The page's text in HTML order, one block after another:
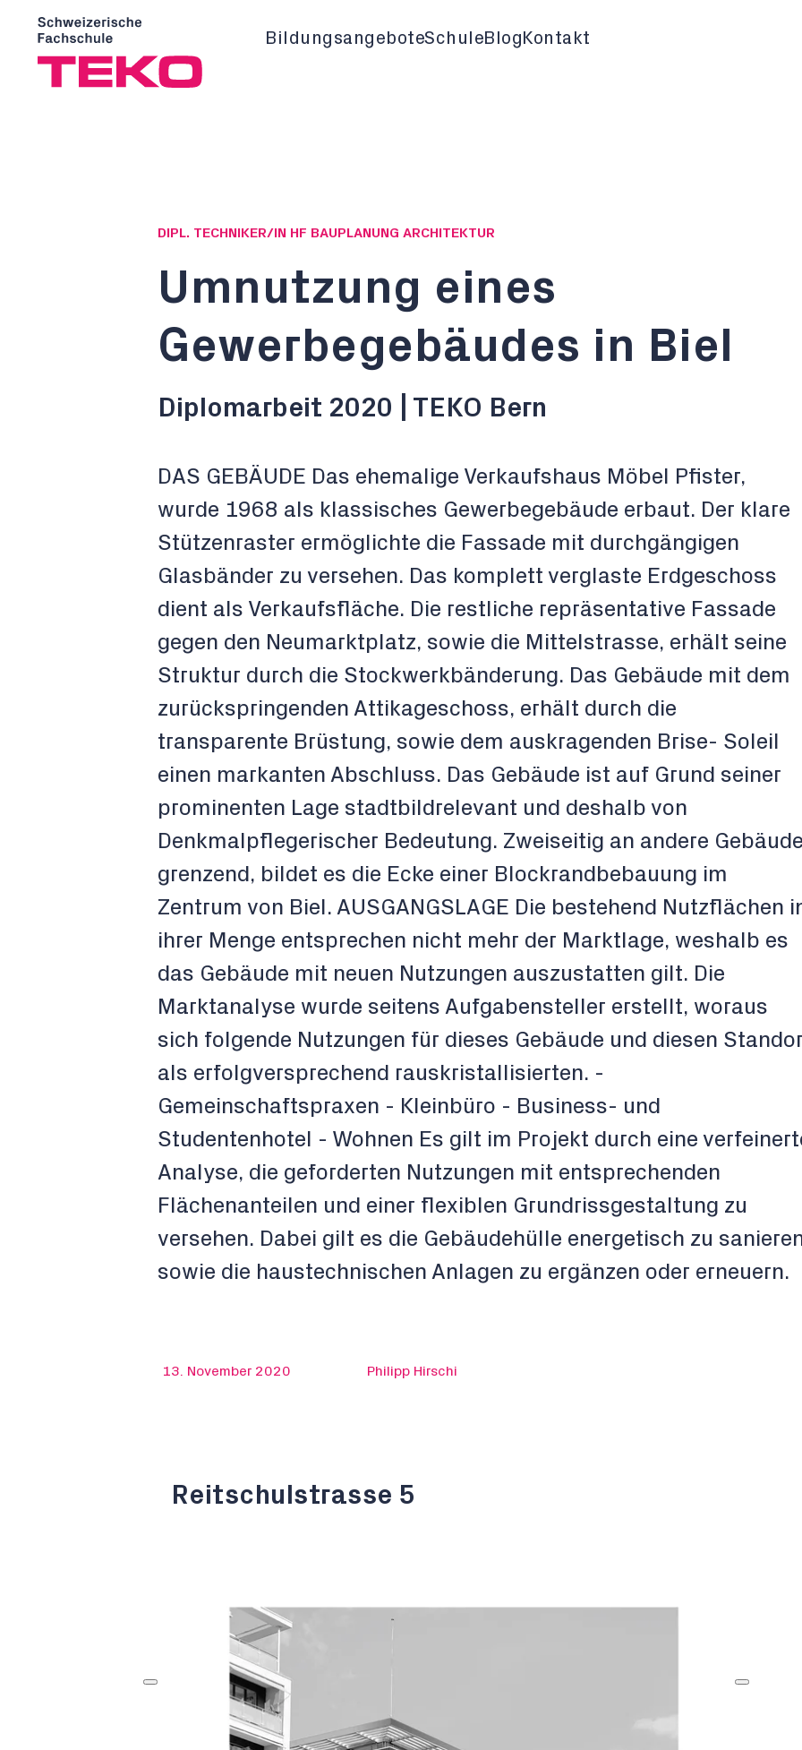
BildungsangeboteSchule Blog Kontakt
DIPL. TECHNIKER/IN HF BAUPLANUNG ARCHITEKTUR
Umnutzung eines
Gewerbegebäudes in Biel
Diplomarbeit 2020 | TEKO Bern
DAS GEBÄUDE Das ehemalige Verkaufshaus Möbel Pfister,
wurde 1968 als klassisches Gewerbegebäude erbaut. Der klare
Stützenraster ermöglichte die Fassade mit durchgängigen
Glasbänder zu versehen. Das komplett verglaste Erdgeschoss
dient als Verkaufsfläche. Die restliche repräsentative Fassade
gegen den Neumarktplatz, sowie die Mittelstrasse, erhält seine
Struktur durch die Stockwerkbänderung. Das Gebäude mit dem
zurückspringenden Attikageschoss, erhält durch die
transparente Brüstung, sowie dem auskragenden Brise- Soleil
einen markanten Abschluss. Das Gebäude ist auf Grund seiner
prominenten Lage stadtbildrelevant und deshalb von
Denkmalpflegerischer Bedeutung. Zweiseitig an andere Gebäude
grenzend, bildet es die Ecke einer Blockrandbebauung im
Zentrum von Biel. AUSGANGSLAGE Die bestehend Nutzflächen
ihrer Menge entsprechen nicht mehr der Marktlage, weshalb es
das Gebäude mit neuen Nutzungen auszustatten gilt. Die
Marktanalyse wurde seitens Aufgabensteller erstellt, woraus
sich folgende Nutzungen für dieses Gebäude und diesen
als erfolgversprechend rauskristallisierten. -
Gemeinschaftspraxen - Kleinbüro - Business- und
Studentenhotel - Wohnen Es gilt im Projekt durch eine
Analyse, die geforderten Nutzungen mit entsprechenden
Flächenanteilen und einer flexiblen Grundrissgestaltung zu
versehen. Dabei gilt es die Gebäudehülle energetisch zu
sowie die haustechnischen Anlagen zu ergänzen oder erneuern.
13. November 2020 Philipp Hirschi
Reitschulstrasse 5